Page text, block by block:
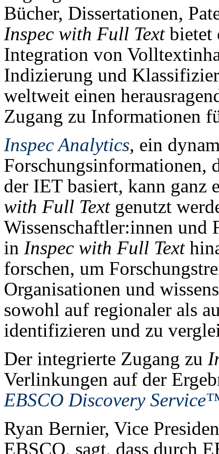
Bücher, Dissertationen,
Inspec with Full Textbietet
Integration von
Indizierung und
weltweit einen
Zugang zu Informationen
Inspec Analytics, ein
Forschungsinformationen,
der IET basiert, kann ganz
with Full Textgenutzt
Wissenschaftler:innen und
in Inspec with Full Text
forschen, um
Organisationen und
sowohl auf regionaler als
identifizieren und zu
Der integrierte Zugang zu
Verlinkungen auf der
EBSCO Discovery
Ryan Bernier, Vice
EBSCO, sagt, dass durch